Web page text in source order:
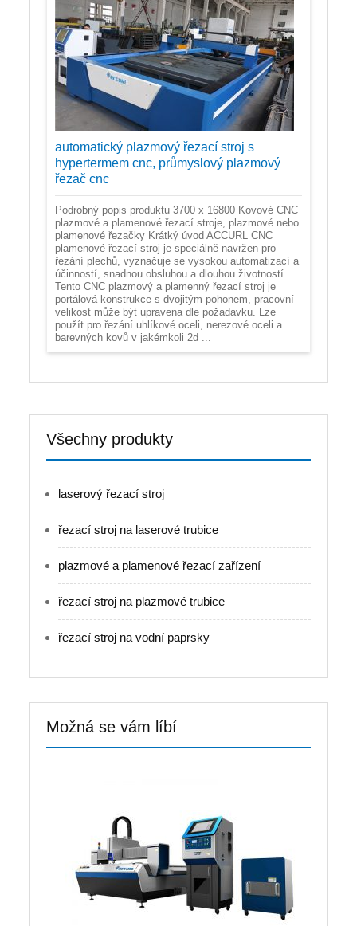
automatický plazmový řezací stroj s
hypertermem cnc, průmyslový plazmový
řezač cnc
Podrobný popis produktu 3700 x 16800 Kovové CNC
plazmové a plamenové řezací stroje, plazmové nebo
plamenové řezačky Krátký úvod ACCURL CNC
plamenové řezací stroj je speciálně navržen pro
řezání plechů, vyznačuje se vysokou automatizací a
účinností, snadnou obsluhou a dlouhou životností.
Tento CNC plazmový a plamenný řezací stroj je
portálová konstrukce s dvojitým pohonem, pracovní
velikost může být upravena dle požadavku. Lze
použít pro řezání uhlíkové oceli, nerezové oceli a
barevných kovů v jakémkoli 2d ...
Všechny produkty
laserový řezací stroj
řezací stroj na laserové trubice
plazmové a plamenové řezací zařízení
řezací stroj na plazmové trubice
řezací stroj na vodní paprsky
Možná se vám líbí